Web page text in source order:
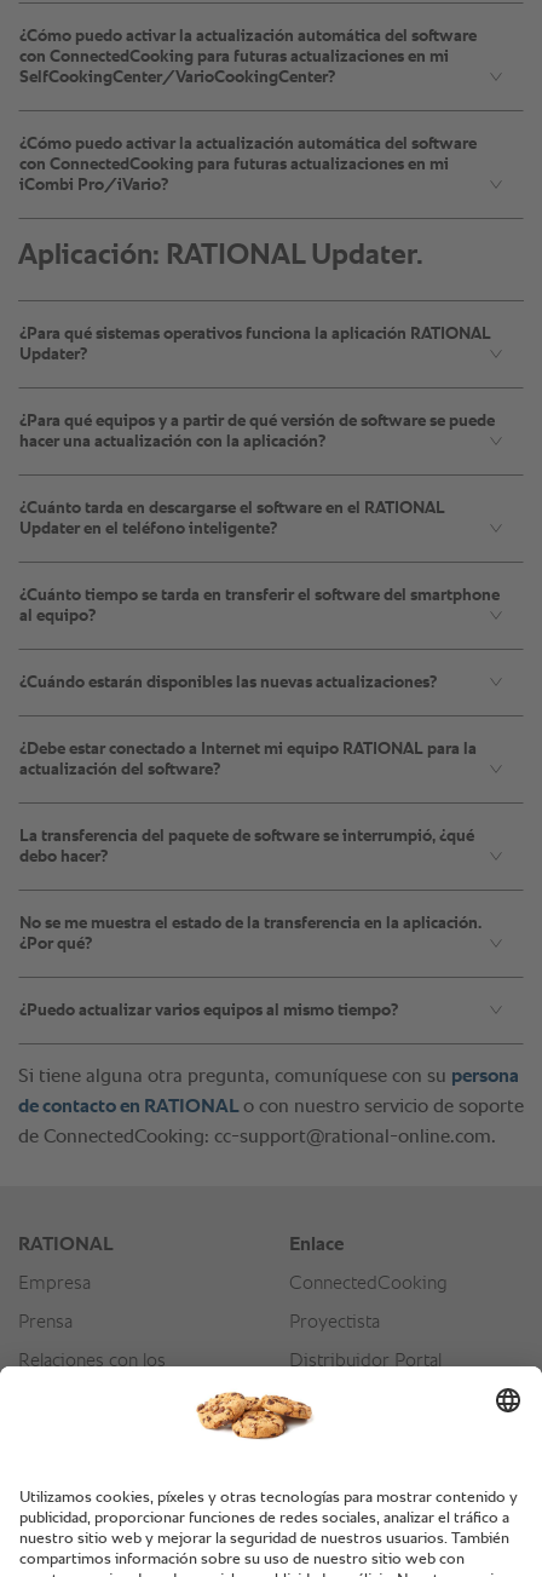
¿Cómo puedo activar la actualización automática del software
con ConnectedCooking para futuras actualizaciones en mi
SelfCookingCenter/VarioCookingCenter?
¿Cómo puedo activar la actualización automática del software
con ConnectedCooking para futuras actualizaciones en mi
iCombi Pro/iVario?
Aplicación: RATIONAL Updater.
¿Para qué sistemas operativos funciona la aplicación RATIONAL
Updater?
¿Para qué equipos y a partir de qué versión de software se puede
hacer una actualización con la aplicación?
¿Cuánto tarda en descargarse el software en el RATIONAL
Updater en el teléfono inteligente?
¿Cuánto tiempo se tarda en transferir el software del smartphone
al equipo?
¿Cuándo estarán disponibles las nuevas actualizaciones?
¿Debe estar conectado a Internet mi equipo RATIONAL para la
actualización del software?
La transferencia del paquete de software se interrumpió, ¿qué
debo hacer?
No se me muestra el estado de la transferencia en la aplicación.
¿Por qué?
¿Puedo actualizar varios equipos al mismo tiempo?